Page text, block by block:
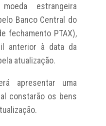
estrangeira
Banco Central do
fechamento PTAX),
anterior à data da
atualização.
apresentar uma
constarão os bens